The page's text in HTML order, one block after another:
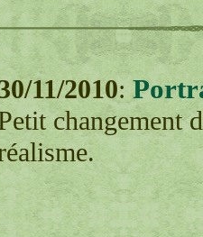
11/2010:
changement